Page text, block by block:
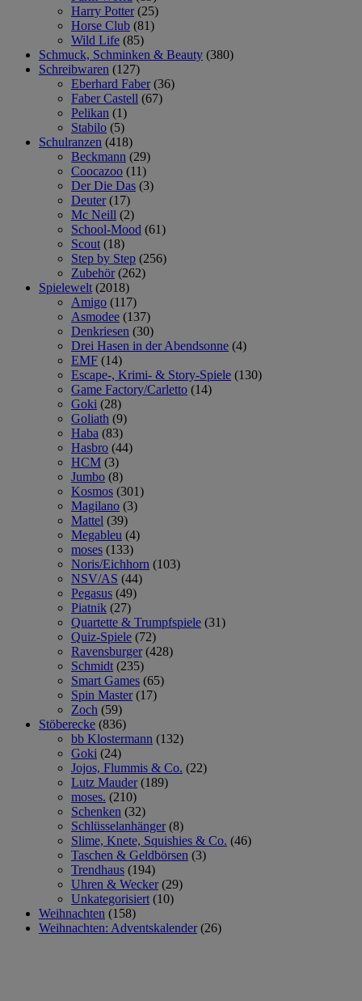
Harry Potter (25)
Horse Club (81)
Wild Life (85)
Schmuck, Schminken & Beauty (380)
Schreibwaren (127)
Eberhard Faber (36)
Faber Castell (67)
Pelikan (1)
Stabilo (5)
Schulranzen (418)
Beckmann (29)
Coocazoo (11)
Der Die Das (3)
Deuter (17)
Mc Neill (2)
School-Mood (61)
Scout (18)
Step by Step (256)
Zubehör (262)
Spielewelt (2018)
Amigo (117)
Asmodee (137)
Denkriesen (30)
Drei Hasen in der Abendsonne (4)
EMF (14)
Escape-, Krimi- & Story-Spiele (130)
Game Factory/Carletto (14)
Goki (28)
Goliath (9)
Haba (83)
Hasbro (44)
HCM (3)
Jumbo (8)
Kosmos (301)
Magilano (3)
Mattel (39)
Megableu (4)
moses (133)
Noris/Eichhorn (103)
NSV/AS (44)
Pegasus (49)
Piatnik (27)
Quartette & Trumpfspiele (31)
Quiz-Spiele (72)
Ravensburger (428)
Schmidt (235)
Smart Games (65)
Spin Master (17)
Zoch (59)
Stöberecke (836)
bb Klostermann (132)
Goki (24)
Jojos, Flummis & Co. (22)
Lutz Mauder (189)
moses. (210)
Schenken (32)
Schlüsselanhänger (8)
Slime, Knete, Squishies & Co. (46)
Taschen & Geldbörsen (3)
Trendhaus (194)
Uhren & Wecker (29)
Unkategorisiert (10)
Weihnachten (158)
Weihnachten: Adventskalender (26)